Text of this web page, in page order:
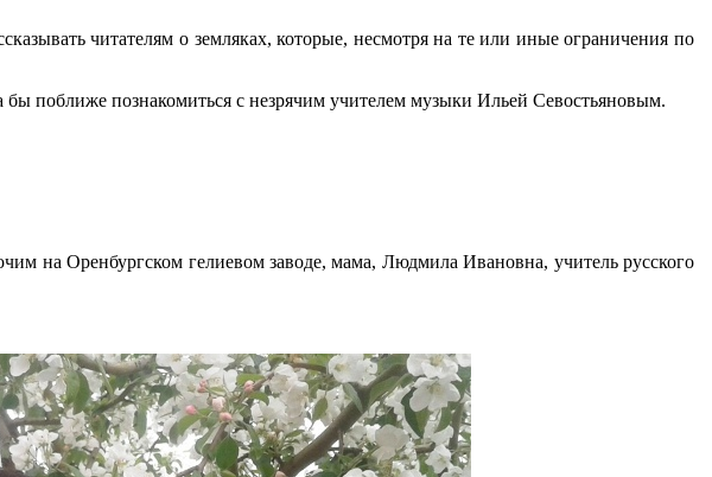
читателям о земляках, которые, несмотря на те или иные ограничения по
поближе познакомиться с незрячим учителем музыки Ильей Севостьяновым.
на Оренбургском гелиевом заводе, мама, Людмила Ивановна, учитель русского